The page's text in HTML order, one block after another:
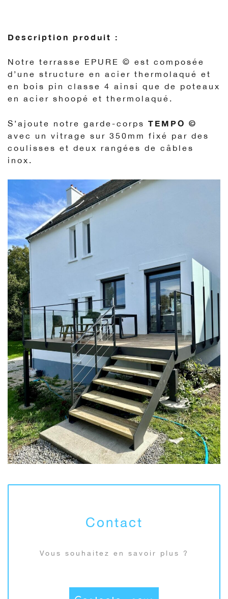
Description produit :
Notre terrasse EPURE © est composée
d’une structure en acier thermolaqué et
en bois pin classe 4 ainsi que de poteaux
en acier shoopé et thermolaqué.
S’ajoute notre garde-corps TEMPO ©
avec un vitrage sur 350mm fixé par des
coulisses et deux rangées de câbles
inox.
Contact
Vous souhaitez en savoir plus ?